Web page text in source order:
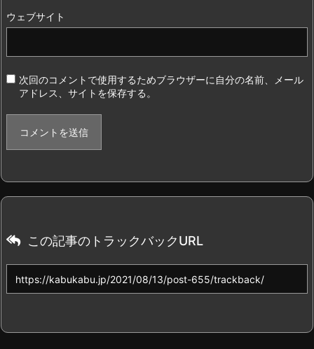
ウェブサイト
次回のコメントで使用するためブラウザーに自分の名前、メール
アドレス、サイトを保存する。
この記事のトラックバックURL